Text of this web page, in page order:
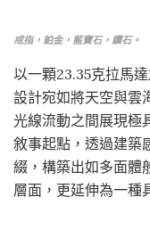
戒指，鉑金，藍寶石，鑽石。
以一顆23.35克拉馬
設計宛如將天空與雲
光線流動之間展現極
敘事起點，透過建築
綴，構築出如多面體
層面，更延伸為一種